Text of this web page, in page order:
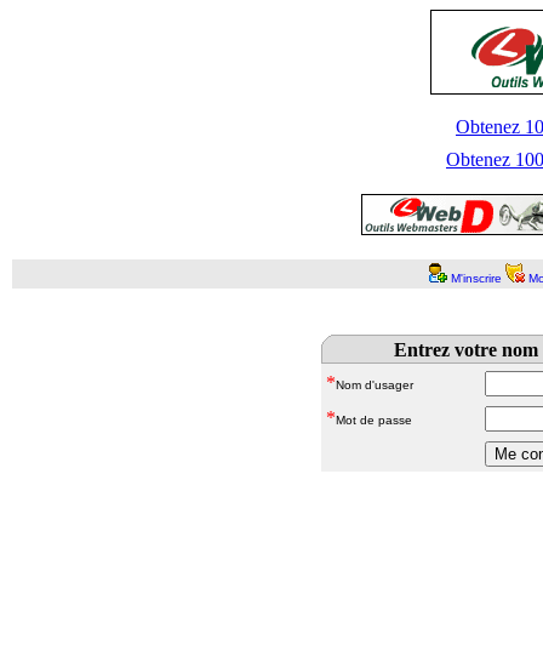
Obtenez
Obtenez
M'inscrire
Entrez votre nom
*Nom d'usager
*Mot de passe